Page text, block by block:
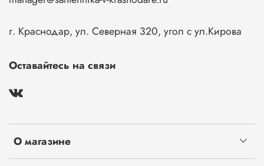
О магазине
г. Краснодар, ул. Северная 320, угол с ул.Кирова
Оставайтесь на связи